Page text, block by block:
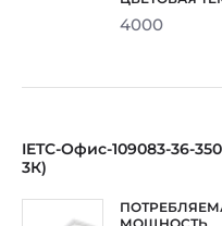
4000
IETC-Офис-109083-36-
3К)